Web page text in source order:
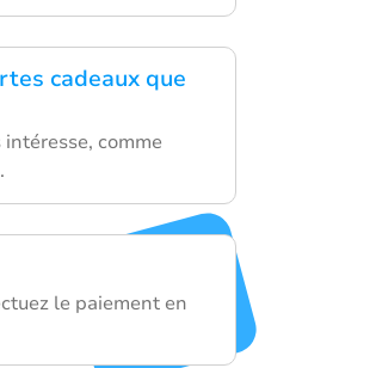
cadeaux que
comme
le paiement en